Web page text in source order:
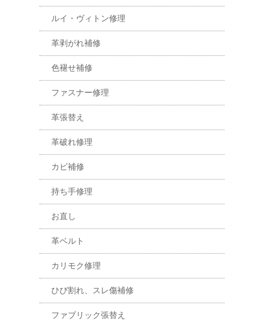
ルイ・ヴィトン修理
革剥がれ補修
色褪せ補修
ファスナー修理
革張替え
革破れ修理
カビ補修
持ち手修理
お直し
革ベルト
カリモク修理
ひび割れ、スレ傷補修
ファブリック張替え